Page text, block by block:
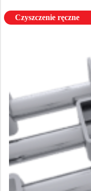
Czyszczenie ręczne